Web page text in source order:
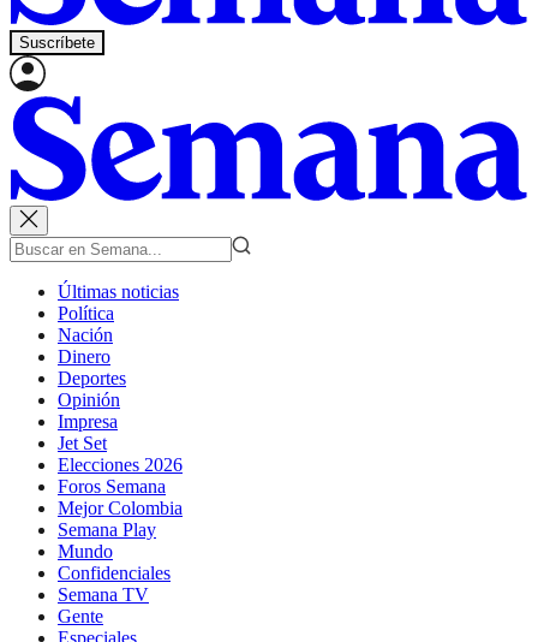
Suscríbete
Últimas noticias
Política
Nación
Dinero
Deportes
Opinión
Impresa
Jet Set
Elecciones 2026
Foros Semana
Mejor Colombia
Semana Play
Mundo
Confidenciales
Semana TV
Gente
Especiales